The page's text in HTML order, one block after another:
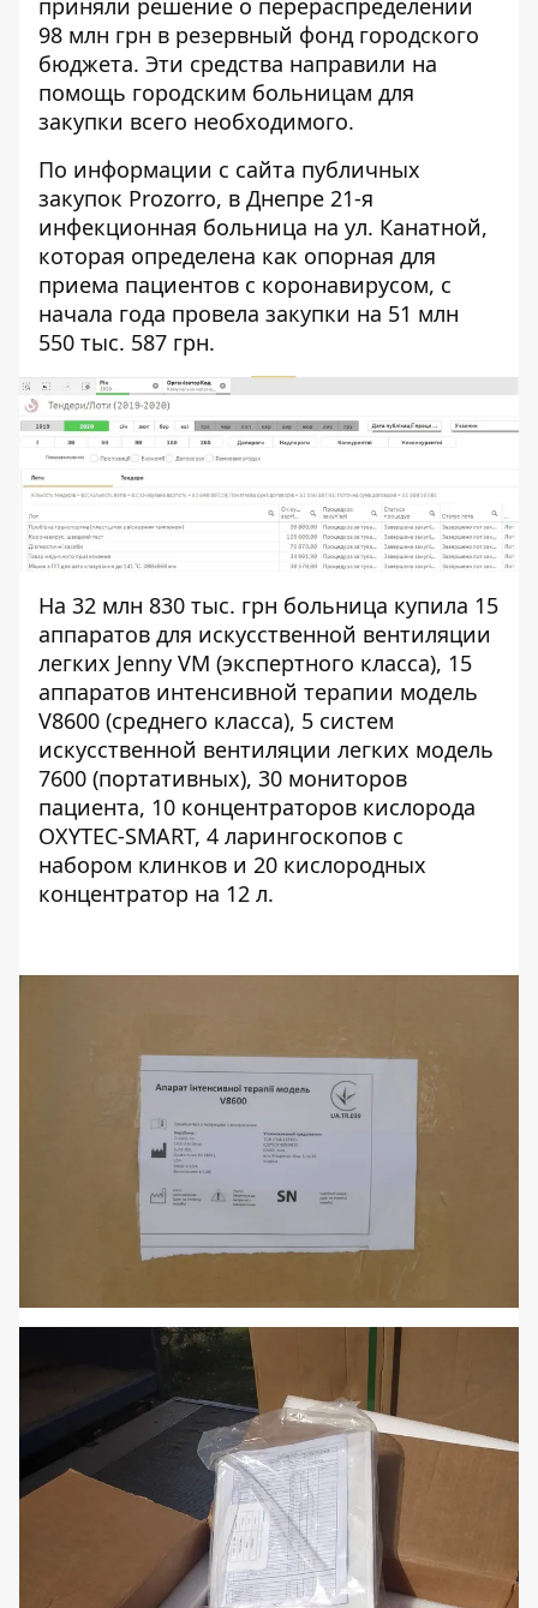
98 млн грн в резервный фонд городского
бюджета. Эти средства направили на
помощь городским больницам для
закупки всего необходимого.
По информации с сайта публичных
закупок Prozorro, в Днепре 21-я
инфекционная больница на ул. Канатной,
которая определена как опорная для
приема пациентов с коронавирусом, с
начала года провела закупки на 51 млн
550 тыс. 587 грн.
На 32 млн 830 тыс. грн больница купила 15
аппаратов для искусственной вентиляции
легких Jenny VM (экспертного класса), 15
аппаратов интенсивной терапии модель
V8600 (среднего класса), 5 систем
искусственной вентиляции легких модель
7600 (портативных), 30 мониторов
пациента, 10 концентраторов кислорода
OXYTEC-SMART, 4 ларингоскопов с
набором клинков и 20 кислородных
концентратор на 12 л.